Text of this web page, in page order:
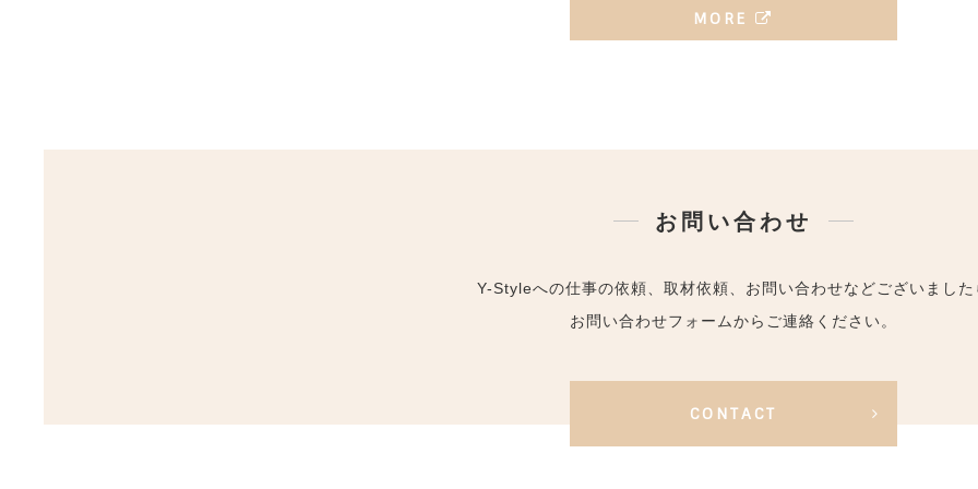
MORE
お問い合わせ
Y-Styleへの仕事の依頼、取材依頼、お問い合わせなどございました
お問い合わせフォームからご連絡ください。
CONTACT